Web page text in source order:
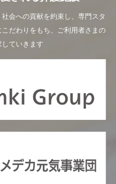
会への貢献を約束し、専門スタ
だわりをもち、ご利用者さまの
ていきます